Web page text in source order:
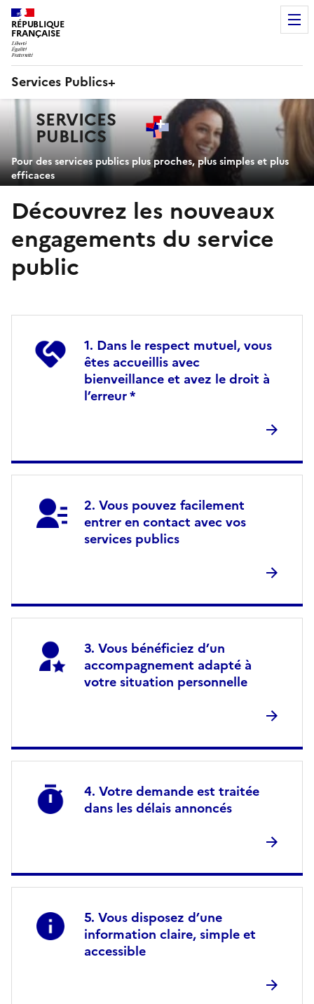
RÉPUBLIQUE
FRANÇAISE
Services Publics+
principaleSERVICES
PUBLICS+
Pour des services publics plus proches, plus simples et plus
efficaces
Découvrez les nouveaux
engagements du service
public
Dans le respect mutuel, vous
êtes accueillis avec
bienveillance et avez le droit à
l’erreur *
Vous pouvez facilement
entrer en contact avec vos
services publics
Vous bénéficiez d’un
accompagnement adapté à
votre situation personnelle
Votre demande est traitée
dans les délais annoncés
Vous disposez d’une
information claire, simple et
accessible